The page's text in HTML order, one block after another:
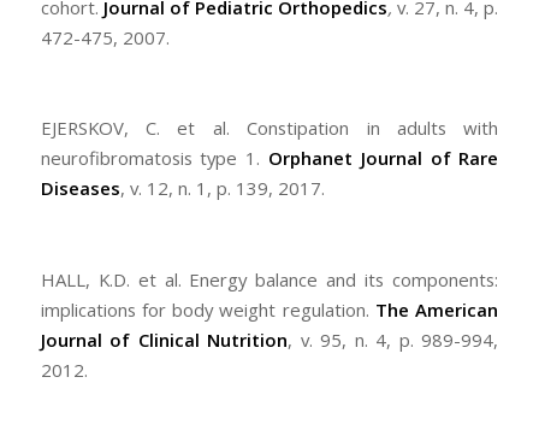
cohort. Journal of Pediatric Orthopedics,v. 27, n. 4, p.
472-475, 2007.
EJERSKOV, C. et al. Constipation in adults with
neurofibromatosis type 1. Orphanet Journal of Rare
Diseases, v. 12, n. 1, p. 139, 2017.
HALL, K.D. et al. Energy balance and its components:
implications for body weight regulation. The American
Journal of Clinical Nutrition, v. 95, n. 4, p. 989-994,
2012.